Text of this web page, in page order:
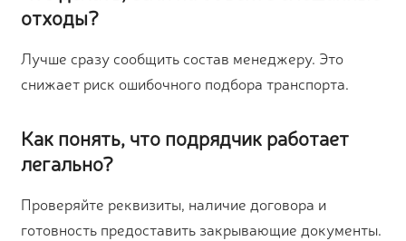
отходы?
Лучше сразу сообщить состав менеджеру. Это
снижает риск ошибочного подбора транспорта.
Как понять, что подрядчик работает
легально?
Проверяйте реквизиты, наличие договора и
готовность предоставить закрывающие документы.